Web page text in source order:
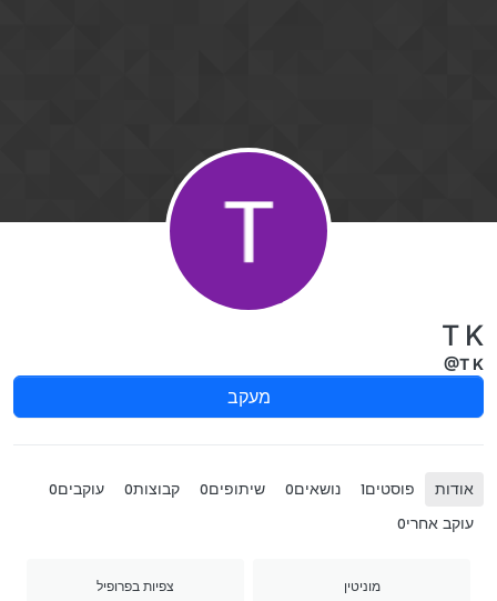
T K
@T K
מעקב
אודות פוסטים1 נושאים0 שיתופים0 קבוצות0 עוקבים0
עוקב אחרי0
מוניטין צפיות בפרופיל